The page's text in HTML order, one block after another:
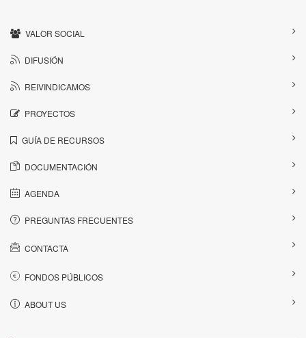
VALOR SOCIAL
DIFUSIÓN
REIVINDICAMOS
PROYECTOS
GUÍA DE RECURSOS
DOCUMENTACIÓN
AGENDA
PREGUNTAS FRECUENTES
CONTACTA
FONDOS PÚBLICOS
ABOUT US